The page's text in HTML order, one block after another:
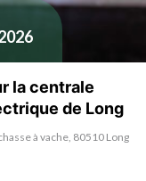
la centrale
de Long
à vache, 80510 Long